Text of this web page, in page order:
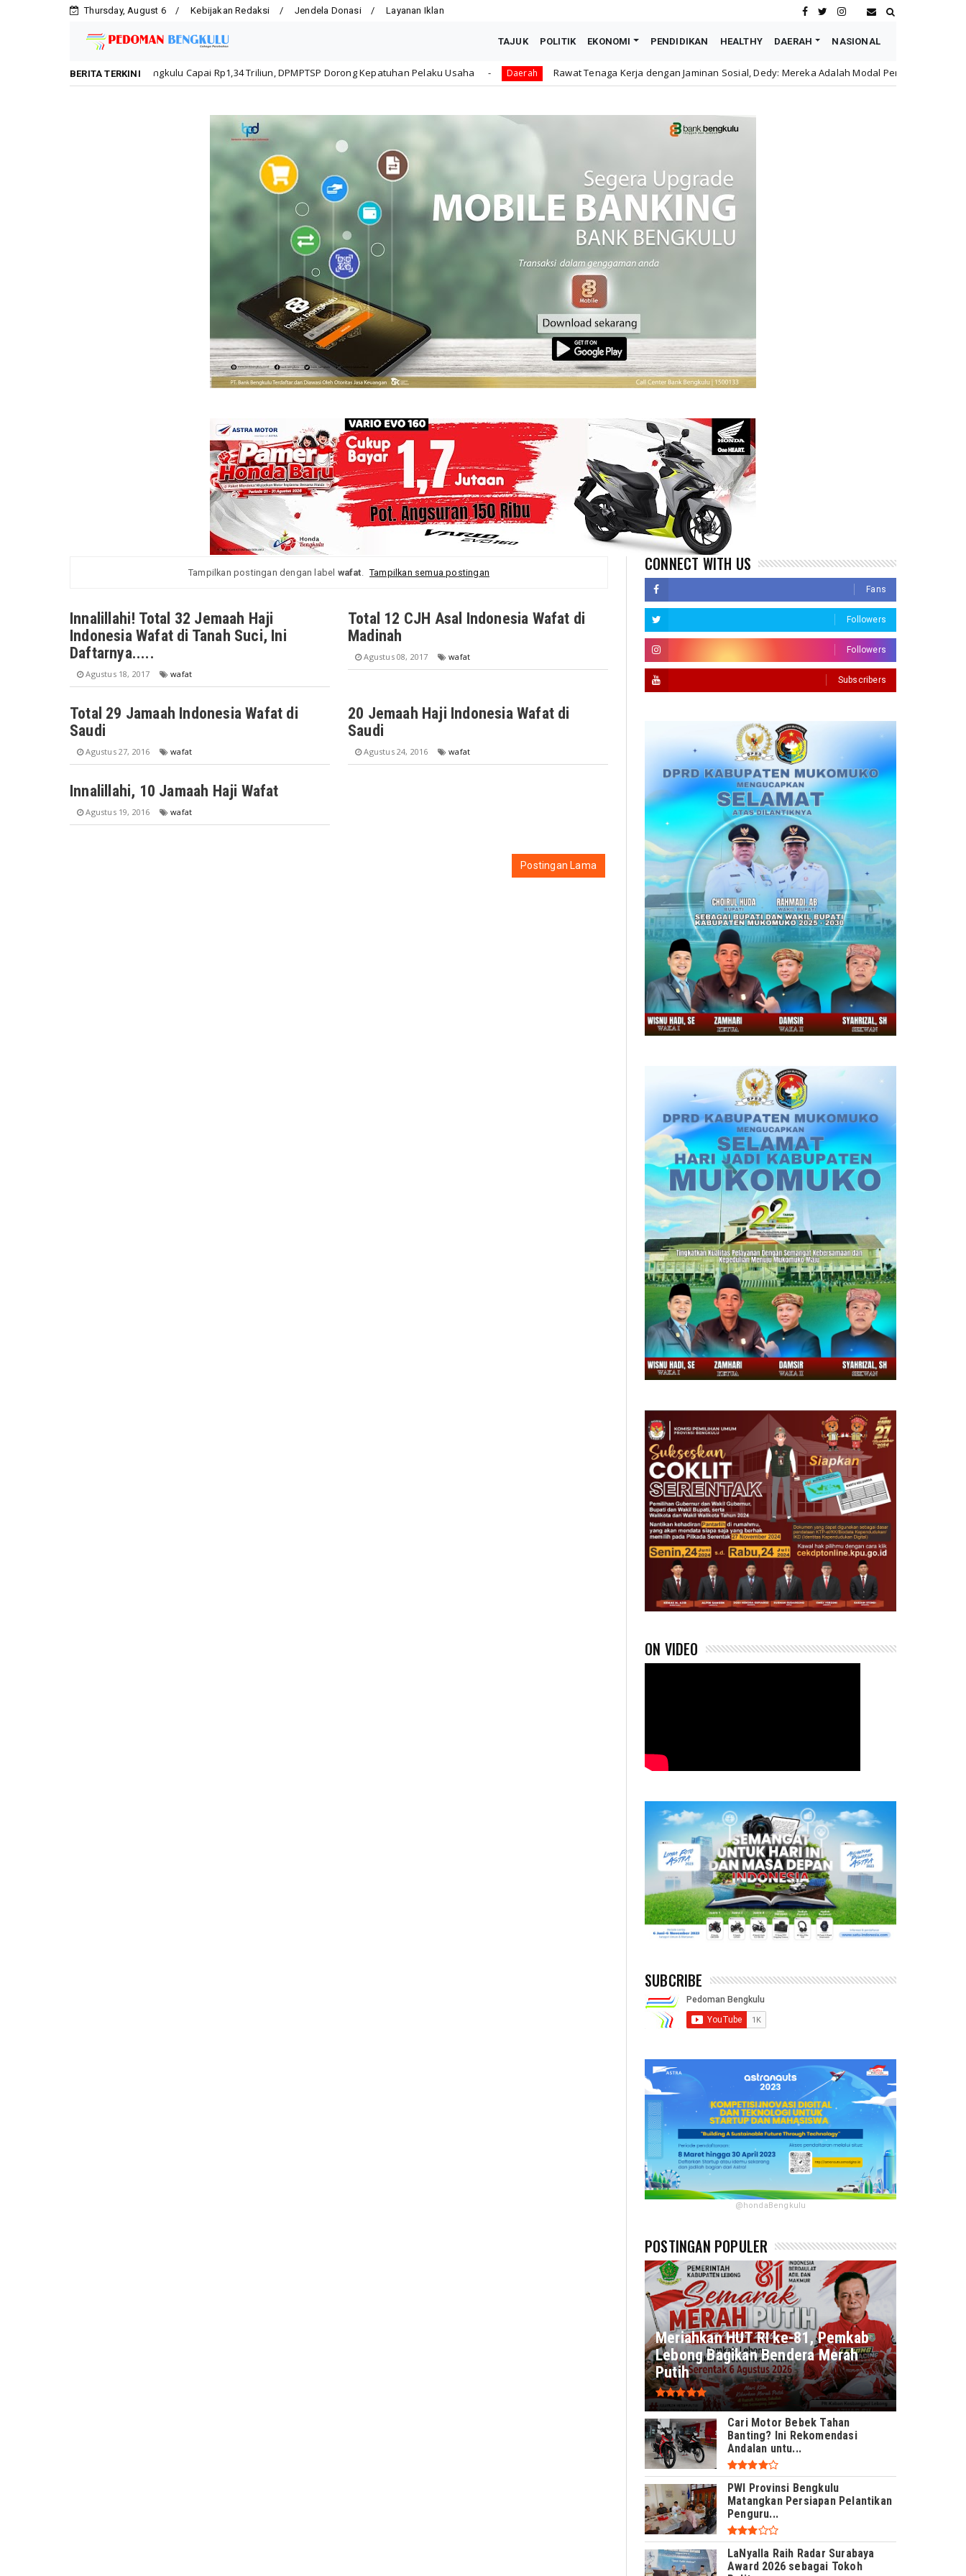
Thursday, August 6 Kebijakan Redaksi Jendela Donasi Layanan Iklan
TAJUK POLITIK EKONOMI PENDIDIKAN HEALTHY DAERAH NASIONAL
BERITA TERKINI
Kota Bengkulu Capai Rp1,34 Triliun, DPMPTSP Dorong Kepatuhan Pelaku Usaha Daerah Rawat Tenaga Kerja dengan Jaminan Sosial, Dedy: Mereka Adalah Modal Perusahaan honda
Tampilkan postingan dengan label wafat. Tampilkan semua postingan
Innalillahi! Total 32 Jemaah Haji
Indonesia Wafat di Tanah Suci, Ini
Daftarnya.....
Agustus 18, 2017 wafat
Total 12 CJH Asal Indonesia Wafat di
Madinah
Agustus 08, 2017 wafat
Total 29 Jamaah Indonesia Wafat di
Saudi
Agustus 27, 2016 wafat
20 Jemaah Haji Indonesia Wafat di
Saudi
Agustus 24, 2016 wafat
Innalillahi, 10 Jamaah Haji Wafat
Agustus 19, 2016 wafat
Postingan Lama
CONNECT WITH US
Fans
Followers
Followers
Subscribers
ON VIDEO
SUBCRIBE
@hondaBengkulu
POSTINGAN POPULER
Meriahkan HUT RI ke-81, Pemkab
Lebong Bagikan Bendera Merah
Putih
Cari Motor Bebek Tahan
Banting? Ini Rekomendasi
Andalan untu...
PWI Provinsi Bengkulu
Matangkan Persiapan Pelantikan
Penguru...
LaNyalla Raih Radar Surabaya
Award 2026 sebagai Tokoh